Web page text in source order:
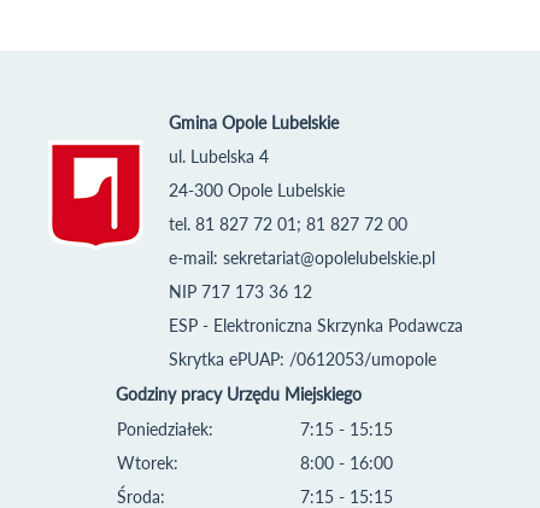
Gmina Opole Lubelskie
ul. Lubelska 4
24-300 Opole Lubelskie
tel. 81 827 72 01; 81 827 72 00
e-mail: sekretariat@opolelubelskie.pl
NIP 717 173 36 12
ESP - Elektroniczna Skrzynka Podawcza
Skrytka ePUAP: /0612053/umopole
Godziny pracy Urzędu Miejskiego
Poniedziałek:
Wtorek:
Środa:
7:15 - 15:15
8:00 - 16:00
7:15 - 15:15